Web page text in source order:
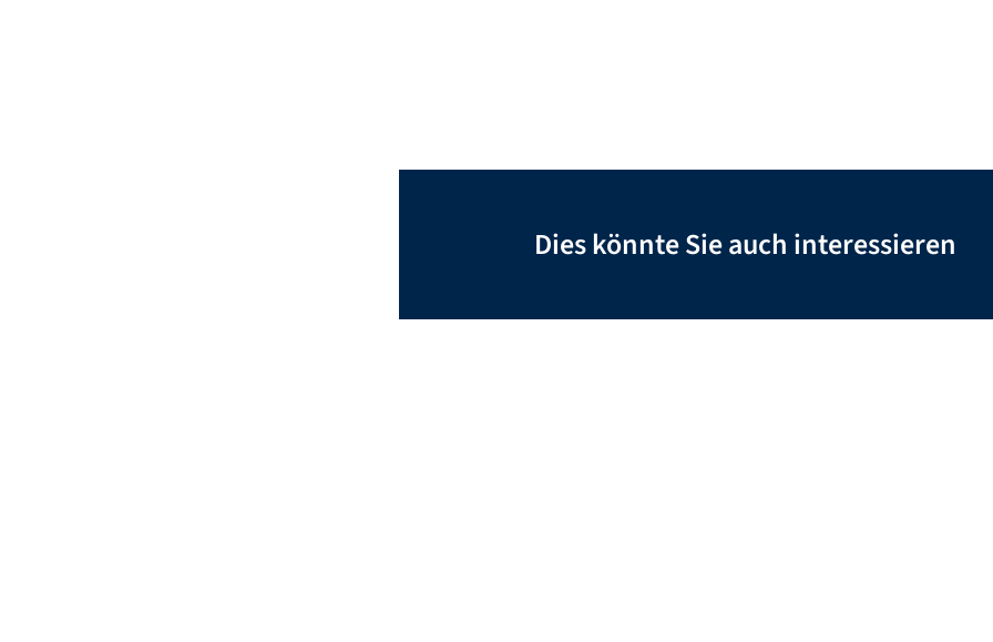
Dies könnte Sie auch interessieren